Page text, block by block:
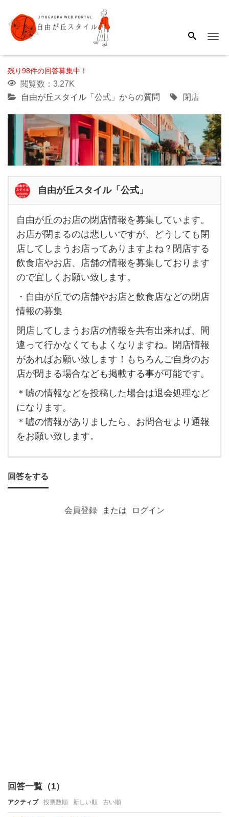
残り98件の回答募集中！
閲覧数：3.27K
自由が丘スタイル「公式」からの質問
閉店
自由が丘スタイル「公式」
自由
が丘
の
お店
の閉
店情
募集
し
て
い
ま
す。
お店
が閉
ま
る
の
自由が丘のお店の閉店情報を募集しています。
お店が閉まるのは悲しいですが、どうしても閉
店してしまうお店ってありますよね？閉店する
飲食店やお店、店舗の情報を募集しております
ので宜しくお願い致します。
・自由が丘での店舗やお店と飲食店などの閉店
情報の募集
閉店してしまうお店の情報を共有出来れば、間
違って行かなくてもよくなりますね。閉店情報
があればお願い致します！もちろんご自身のお
店が閉まる場合なども掲載する事が可能です。
＊嘘の情報などを投稿した場合は退会処理など
になります。
＊嘘の情報がありましたら、お問合せより通報
をお願い致します。
回答をする
会員登録 または ログイン
回答一覧（1）
アクティブ 投票数順 新しい順 古い順